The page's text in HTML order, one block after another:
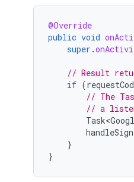
@Override
public void
super .
// Result
if (
// The
// a
}
}